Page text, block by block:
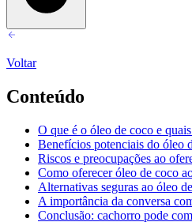
Voltar
Conteúdo
O que é o óleo de coco e
Benefícios potenciais do óleo
Riscos e preocupações ao
Como oferecer óleo de coco
Alternativas seguras ao óleo
A importância da conversa
Conclusão: cachorro pode